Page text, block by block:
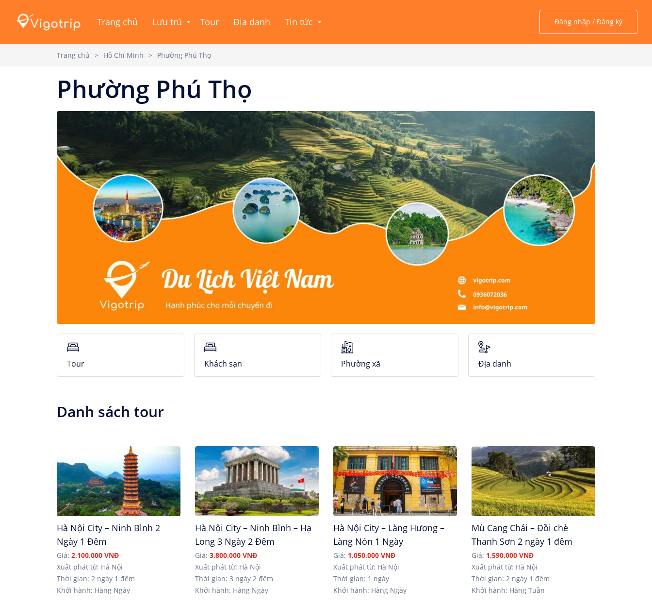
Trang chủ Lưu trú Tour Địa danh Tin tức Đăng nhập / Đăng ký
Trang chủ > Hồ Chí Minh > Phường Phú Thọ
Phường Phú Thọ
Tour Khách sạn Phường xã Địa danh
Danh sách tour
Hà Nội City – Ninh Bình 2
Ngày 1 Đêm
Giá: 2,100,000 VNĐ
Xuất phát từ: Hà Nội
Thời gian: 2 ngày 1 đêm
Khởi hành: Hàng Ngày
Hà Nội City – Ninh Bình – Hạ
Long 3 Ngày 2 Đêm
Giá: 3,800,000 VNĐ
Xuất phát từ: Hà Nội
Thời gian: 3 ngày 2 đêm
Khởi hành: Hàng Ngày
Hà Nội City – Làng Hương –
Làng Nón 1 Ngày
Giá: 1,050,000 VNĐ
Xuất phát từ: Hà Nội
Thời gian: 1 ngày
Khởi hành: Hàng Ngày
Mù Cang Chải – Đồi chè
Thanh Sơn 2 ngày 1 đêm
Giá: 1,590,000 VNĐ
Xuất phát từ: Hà Nội
Thời gian: 2 ngày 1 đêm
Khởi hành: Hàng Tuần